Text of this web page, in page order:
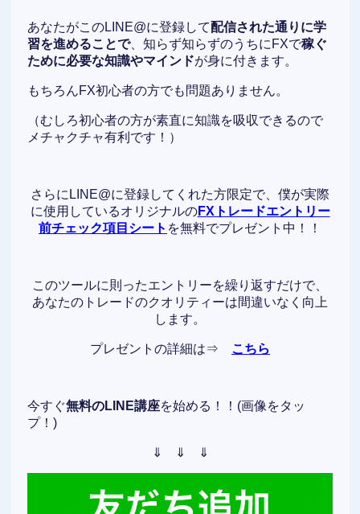
あなたがこのLINE@に登録して配信された通りに学
習を進めることで、知らず知らずのうちにFXで稼ぐ
ために必要な知識やマインドが身に付きます。
もちろんFX初心者の方でも問題ありません。
（むしろ初心者の方が素直に知識を吸収できるので
メチャクチャ有利です！）
さらにLINE@に登録してくれた方限定で、僕が実際
に使用しているオリジナルのFXトレードエントリー
前チェック項目シート を無料でプレゼント中！！
このツールに則ったエントリーを繰り返すだけで、
あなたのトレードのクオリティーは間違いなく向上
します。
プレゼントの詳細は⇒ こちら
今すぐ無料のLINE講座を始める！！(画像をタッ
プ！)
⇓ ⇓ ⇓